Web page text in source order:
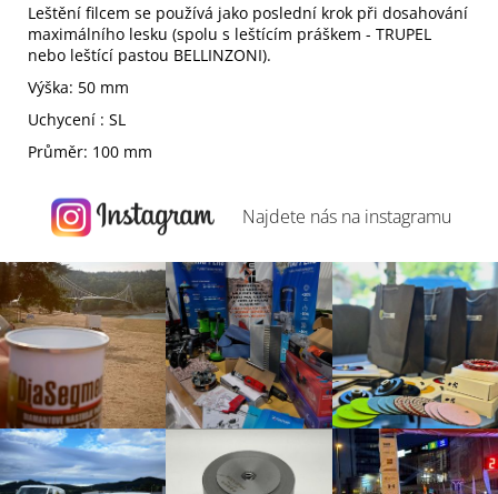
Leštění filcem se používá jako poslední krok při dosahování
maximálního lesku (spolu s leštícím práškem - TRUPEL
nebo leštící pastou BELLINZONI).
Výška: 50 mm
Uchycení : SL
Průměr: 100 mm
Najdete nás na instagramu